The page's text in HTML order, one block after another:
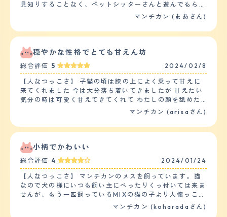
見知りすることなく、ペットシッターさんと遊んでもらっ
て喜んでいるようでした。３日間お願いしたのですが、そ
くストレスを感じている様子もなかったです。 また、子
ストレスがあったようですが、その後はお互いグルーミン
グをして仲良く出来たので安心しました。 【落ち着き】
子猫の時からお迎えし今３歳になろうとしますが、最初か
らのんびりした性格で、猫じゃらしにもそこまで興奮する
ことなくのんびりゆっくり遊んでいる様子が伺えます。食
べることが大好きなのですが、食べ終わった後も、もう一
匹の猫ちゃんのもご飯を奪うことはなく、残したら申し訳
なさそうに残ったお皿の方に向かい食べています。とても
日に２、３回は家の端から端まで走り回ってストレスを発
散しているみたいです。 【しつけやすさ】 猫なので、し
つけというしつけはしていません。今までトイレも必敗す
ることはほとんどないです。キッチンに上がったりした時
は危ないので「危ないよ?」と言ったら言葉がわかってる
のか？見つかった！という顔をして逃げていきます。家の
中は比較的広くを走りまわっています。 【お手入れ】 毛
の長さは短毛です。質感はふわふわしている方だと思いま
マンチカン (まあさん)
穏やかな性格でとても甘えん坊
総合評価 5 2024/02/8
【人なつっこさ】 子猫の頃は膝の上によく乗って甘えに
来てくれました 今は大分落ち着いてきましたが 甘えたい
気分の時は可愛く甘えてきてくれて わたしの顔を舐めた
なので自分からは食ってかかることもなく おっとりとし
によくふみふみしていてそれもとてもかわいいです。 最
近よく喋るようになりました 【落ち着き】 成猫になった
のもありますが 子猫の時と比べてあまり甘えなくなりま
した。 遊びにもあまり興味がないようです。 関心がない
わけではないですが 新しいおもちゃを出してきてもふー
ん、と言う感じで 一瞥して終わりです 今は静かに窓から
景色を見てます 【しつけやすさ】 うちにきた当初から 人
馴れしていたのであまりしつけは必要ありませんでした
マンチカン (arisaさん)
小柄でかわいい
総合評価 4 2024/01/24
【人なつっこさ】 マンチカンのメスを飼っています。猫
なので犬の様にいつも飼い主にべったりくっ付いては来ま
せんが、もう一匹飼っているMIXの猫の子より人懐っこい
と思います。猫と人間の寝室を分けているのですが、朝の
マンチカン (koharadaさん)